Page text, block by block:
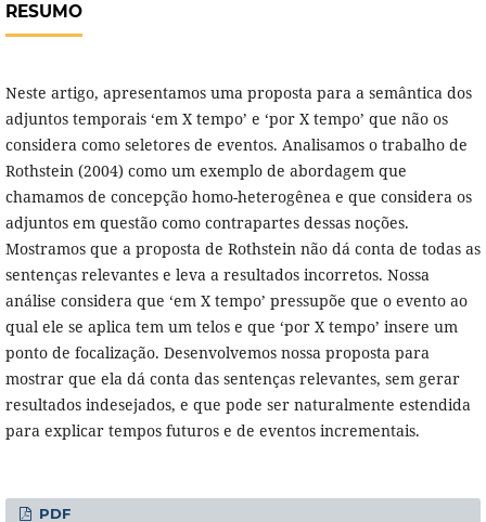
RESUMO
Neste artigo, apresentamos uma proposta para a semântica dos
adjuntos temporais ‘em X tempo’ e ‘por X tempo’ que não os
considera como seletores de eventos. Analisamos o trabalho de
Rothstein (2004) como um exemplo de abordagem que
chamamos de concepção homo-heterogênea e que considera os
adjuntos em questão como contrapartes dessas noções.
Mostramos que a proposta de Rothstein não dá conta de todas as
sentenças relevantes e leva a resultados incorretos. Nossa
análise considera que ‘em X tempo’ pressupõe que o evento ao
qual ele se aplica tem um telos e que ‘por X tempo’ insere um
ponto de focalização. Desenvolvemos nossa proposta para
mostrar que ela dá conta das sentenças relevantes, sem gerar
resultados indesejados, e que pode ser naturalmente estendida
para explicar tempos futuros e de eventos incrementais.
PDF